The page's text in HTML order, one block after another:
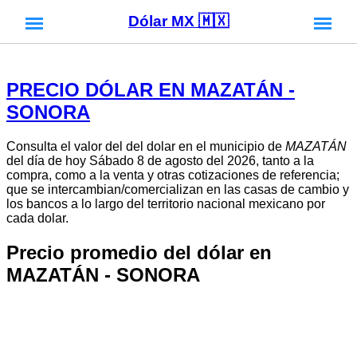
Dólar MX 🇲🇽
PRECIO DÓLAR EN MAZATÁN -
SONORA
Consulta el valor del del dolar en el municipio de MAZATÁN
del día de hoy Sábado 8 de agosto del 2026, tanto a la
compra, como a la venta y otras cotizaciones de referencia;
que se intercambian/comercializan en las casas de cambio y
los bancos a lo largo del territorio nacional mexicano por
cada dolar.
Precio promedio del dólar en
MAZATÁN - SONORA